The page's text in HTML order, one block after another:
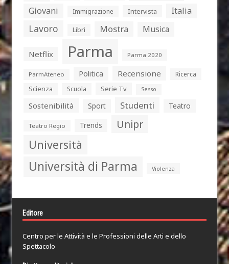
Giovani Immigrazione Intervista Italia
Lavoro Libri Mostra Musica
Netflix Parma Parma 2020
ParmAteneo Politica Recensione
Ricerca
Scienza
Scuola Serie Tv Sesso
Sostenibilità Sport Studenti Teatro
Teatro Regio Trends Unipr
Università
Università di Parma Violenza
Editore
Centro per le Attività e le Professioni delle Arti e dello
Spettacolo